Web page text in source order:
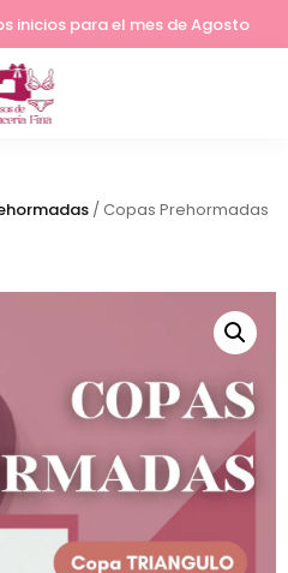
inicios para el mes de Agosto
a otro nivel
/ Copas Prehormadas